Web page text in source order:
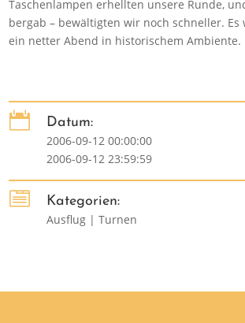
Taschenlampen erhellten unsere Runde,
bergab – bewältigten wir noch schneller.
ein netter Abend in historischem Ambiente.

Datum:
2006-09-12 00:00:00
2006-09-12 23:59:59

Kategorien:
Ausflug | Turnen